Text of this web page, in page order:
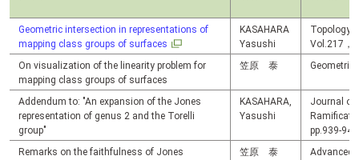
Geometric intersection in representations of
mapping class groups of surfaces
KASAHARA
Yasushi
Topology
Vol.217，
On visualization of the linearity problem for
mapping class groups of surfaces
笠原 泰
Addendum to: "An expansion of the Jones
representation of genus 2 and the Torelli
group"
KASAHARA,
Yasushi
Journal of
pp.939-941
Remarks on the faithfulness of Jones
笠原 泰
Advanced